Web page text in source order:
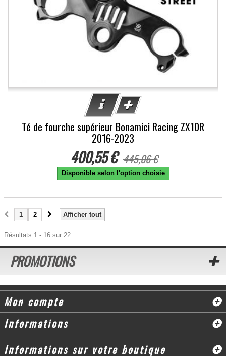
Té de fourche supérieur Bonamici Racing ZX10R
2016-2023
400,55 € 445,06 €
Disponible selon l'option choisie
Afficher tout
1 2
Résultats 1 - 16 sur 22.
PROMOTIONS
Mon compte
Informations
Informations sur votre boutique